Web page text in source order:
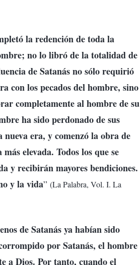
la redención de toda la
no lo libró de la totalidad de
de Satanás no sólo requirió
con los pecados del hombre, sino
completamente al hombre de su
ha sido perdonado de sus
era, y comenzó la obra de
elevada. Todos los que se
y recibirán mayores bendiciones.
y la vida” (La Palabra, Vol. I. La
de Satanás ya habían sido
por Satanás, el hombre
a Dios. Por tanto, cuando el